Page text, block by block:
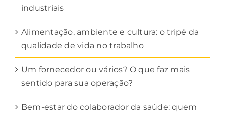
industriais
Alimentação, ambiente e cultura: o tripé da
qualidade de vida no trabalho
Um fornecedor ou vários? O que faz mais
sentido para sua operação?
Bem-estar do colaborador da saúde: quem